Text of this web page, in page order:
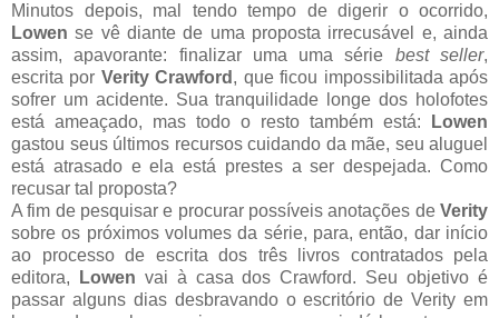
Minutos depois, mal tendo tempo de digerir o ocorrido,
Lowen se vê diante de uma proposta irrecusável e, ainda
assim, apavorante: finalizar uma uma série best seller,
escrita por Verity Crawford , que ficou impossibilitada após
sofrer um acidente. Sua tranquilidade longe dos holofotes
está ameaçado, mas todo o resto também está:
Lowen
gastou seus últimos recursos cuidando da mãe, seu aluguel
está atrasado e ela está prestes a ser despejada. Como
recusar tal proposta?
A fim de pesquisar e procurar possíveis anotações de Verity
sobre os próximos volumes da série, para, então, dar início
ao processo de escrita dos três livros contratados pela
editora,
Lowen vai à casa dos Crawford. Seu objetivo é
passar alguns dias desbravando o escritório de Verity em